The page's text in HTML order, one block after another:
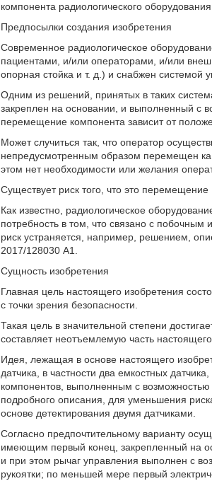
компонента радиологического
Предпосылки создания изобретения
Современное радиологическое
пациентами, и/или операторами, и/или
опорная стойка и т. д.) и снабжен
Одним из решений, принятых в таких
закреплен на основании, и выполненный с
перемещение компонента зависит от
Может случиться так, что оператор
непредусмотренным образом перемещен
этом нет необходимости или желания
Существует риск того, что это
Как известно, радиологическое
потребность в том, что связано с побочным
риск устраняется, например, решением,
2017/128030 A1.
Сущность изобретения
Главная цель настоящего изобретения
с точки зрения безопасности.
Такая цель в значительной степени
составляет неотъемлемую часть
Идея, лежащая в основе настоящего
датчика, в частности два емкостных
компонентов, выполненным с
подробного описания, для уменьшения
основе детектирования двумя датчиками.
Согласно предпочтительному варианту
имеющим первый конец, закрепленный на
и при этом рычаг управления выполнен с
рукоятки; по меньшей мере первый